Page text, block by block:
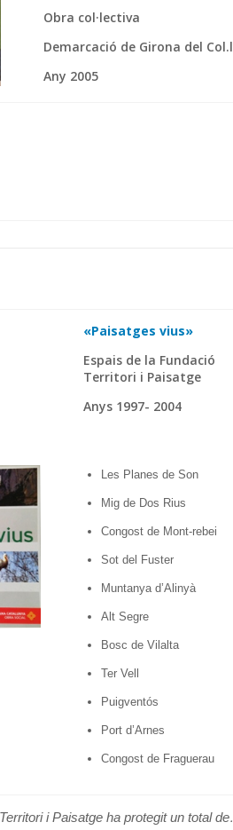
Obra col·lectiva
Demarcació de Girona del
Any 2005
«Paisatges vius»
Espais de la Fundació
Territori i Paisatge
Anys 1997- 2004
Les Planes de Son
Mig de Dos Rius
Congost de Mont-rebei
Sot del Fuster
Muntanya d’Alinyà
Alt Segre
Bosc de Vilalta
Ter Vell
Puigventós
Port d’Arnes
Congost de Fraguerau
i Paisatge ha protegit un total